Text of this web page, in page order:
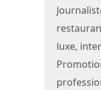
luxe,